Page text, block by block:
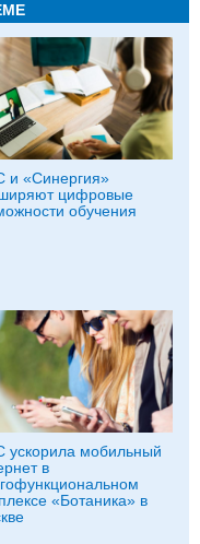
и «Синергия»
цифровые
обучения
ускорила мобильный
в
«Ботаника» в